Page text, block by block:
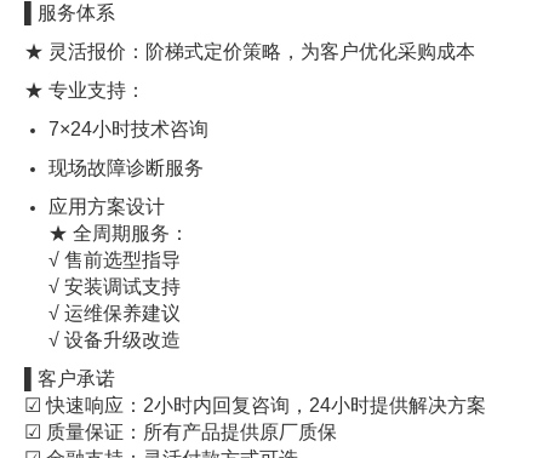
▌服务体系
★ 灵活报价：阶梯式定价策略，为客户优化采购成本
★ 专业支持：
7×24小时技术咨询
现场故障诊断服务
应用方案设计
★ 全周期服务：
√ 售前选型指导
√ 安装调试支持
√ 运维保养建议
√ 设备升级改造
▌客户承诺
☑ 快速响应：2小时内回复咨询，24小时提供解决方案
☑ 质量保证：所有产品提供原厂质保